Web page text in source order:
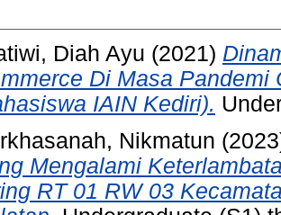
Diah Ayu (2021)
Di Masa
IAIN Kediri).
Nikmatun
Mengalami
RT 01 RW 03